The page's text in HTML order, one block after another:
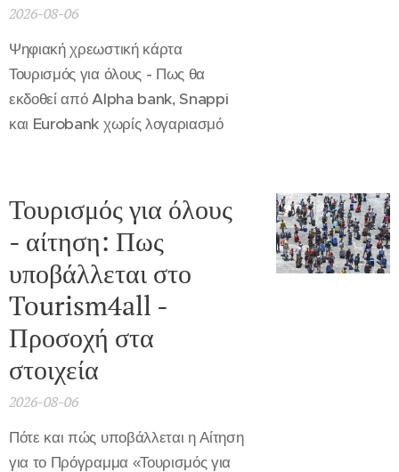
2026-08-06
Ψηφιακή χρεωστική κάρτα
Τουρισμός για όλους - Πως θα
εκδοθεί από Alpha bank, Snappi
και Eurobank χωρίς λογαριασμό
Τουρισμός για όλους
- αίτηση: Πως
υποβάλλεται στο
Tourism4all -
Προσοχή στα
στοιχεία
2026-08-06
Πότε και πώς υποβάλλεται η Αίτηση
για το Πρόγραμμα «Τουρισμός για